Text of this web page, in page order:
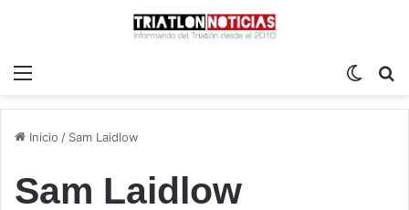
Inicio / Sam Laidlow
Sam Laidlow